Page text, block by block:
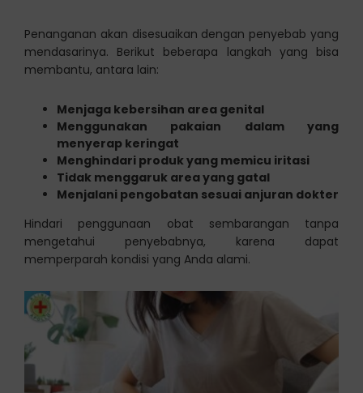
Penanganan akan disesuaikan dengan penyebab yang
mendasarinya. Berikut beberapa langkah yang bisa
membantu, antara lain:
Menjaga kebersihan area genital
Menggunakan pakaian dalam yang
menyerap keringat
Menghindari produk yang memicu iritasi
Tidak menggaruk area yang gatal
Menjalani pengobatan sesuai anjuran dokter
Hindari penggunaan obat sembarangan tanpa
mengetahui penyebabnya, karena dapat
memperparah kondisi yang Anda alami.